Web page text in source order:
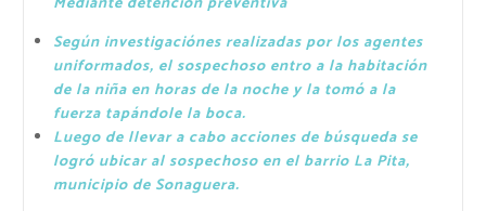
Según investigaciónes realizadas por los agentes
uniformados, el sospechoso entro a la habitación
de la niña en horas de la noche y la tomó a la
fuerza tapándole la boca.
Luego de llevar a cabo acciones de búsqueda se
logró ubicar al sospechoso en el barrio La Pita,
municipio de Sonaguera.